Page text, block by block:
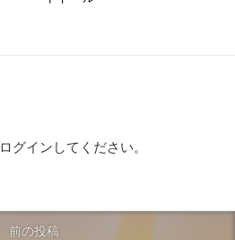
ログイン してください。
前の投稿